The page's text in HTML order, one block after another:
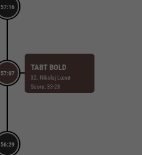
57:16
57:07
TABT BOLD
32. Nikolaj Læsø
Score: 33-28
56:29